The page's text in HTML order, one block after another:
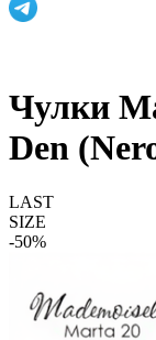
Чулки
Den
LAST
SIZE
-50%